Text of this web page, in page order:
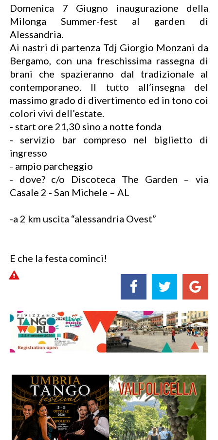
Domenica 7 Giugno inaugurazione della
Milonga Summer-fest al garden di
Alessandria.
Ai nastri di partenza Tdj Giorgio Monzani da
Bergamo, con una freschissima rassegna di
brani che spazieranno dal tradizionale al
contemporaneo. Il tutto all’insegna del
massimo grado di divertimento ed in tono coi
colori vivi dell’estate.
- start ore 21,30 sino a notte fonda
- servizio bar compreso nel biglietto di
ingresso
- ampio parcheggio
- dove? c/o Discoteca The Garden – via
Casale 2 - San Michele – AL
-a 2 km uscita “alessandria Ovest”
E che la festa cominci!